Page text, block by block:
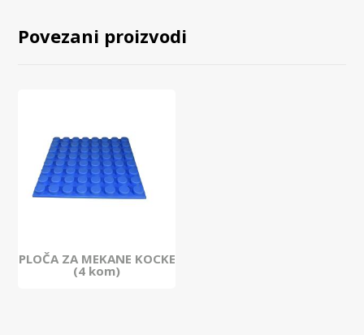
Povezani proizvodi
PLOČA ZA MEKANE KOCKE
(4 kom)